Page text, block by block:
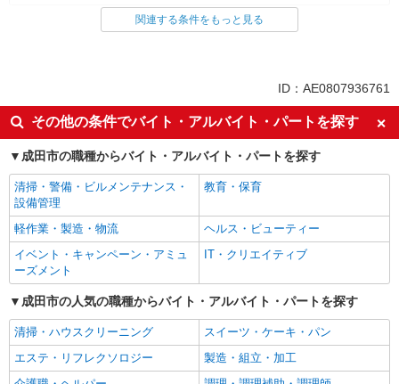
同じ特徴から求人を探す関連する条件をもっと見る
ID：AE0807936761
その他の条件でバイト・アルバイト・パートを探す
成田市の職種からバイト・アルバイト・パートを探す
清掃・警備・ビルメンテナンス・
設備管理
教育・保育
軽作業・製造・物流
ヘルス・ビューティー
イベント・キャンペーン・アミュ
ーズメント
IT・クリエイティブ
成田市の人気の職種からバイト・アルバイト・パートを探す
清掃・ハウスクリーニング
スイーツ・ケーキ・パン
エステ・リフレクソロジー
製造・組立・加工